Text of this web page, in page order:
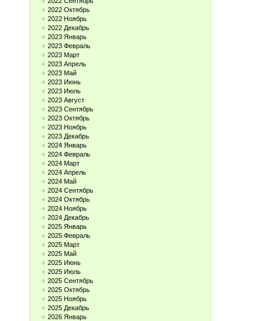
2022 Октябрь
2022 Ноябрь
2022 Декабрь
2023 Январь
2023 Февраль
2023 Март
2023 Апрель
2023 Май
2023 Июнь
2023 Июль
2023 Август
2023 Сентябрь
2023 Октябрь
2023 Ноябрь
2023 Декабрь
2024 Январь
2024 Февраль
2024 Март
2024 Апрель
2024 Май
2024 Сентябрь
2024 Октябрь
2024 Ноябрь
2024 Декабрь
2025 Январь
2025 Февраль
2025 Март
2025 Май
2025 Июнь
2025 Июль
2025 Сентябрь
2025 Октябрь
2025 Ноябрь
2025 Декабрь
2026 Январь